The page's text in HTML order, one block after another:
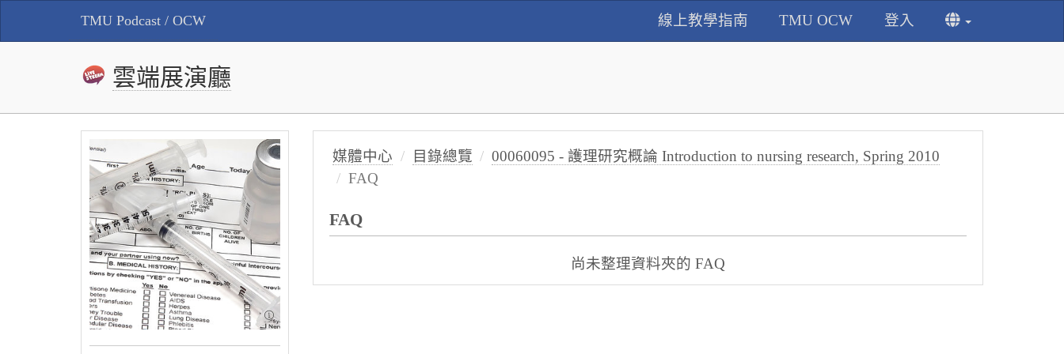
TMU Podcast / OCW 線上教學指南 TMU OCW 登入
雲端展演廳
媒體中心 目錄總覽
00060095 - 護理研究概論 Introduction to nursing research, Spring 2010
FAQ
FAQ
尚未整理資料夾的 FAQ